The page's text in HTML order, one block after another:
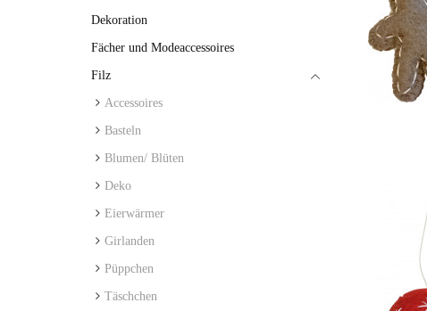
Dekoration
Fächer und Modeaccessoires
Filz
Accessoires
Basteln
Blumen/ Blüten
Deko
Eierwärmer
Girlanden
Püppchen
Täschchen